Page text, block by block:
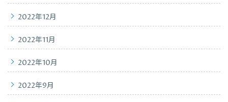
2022年12月
2022年11月
2022年10月
2022年9月